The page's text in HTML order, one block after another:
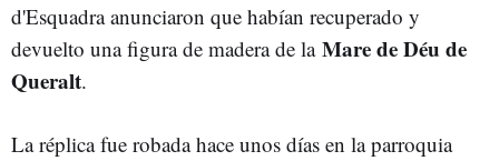
d'Esquadra anunciaron que habían recuperado y
devuelto una figura de madera de la Mare de Déu de
Queralt.
La réplica fue robada hace unos días en la parroquia